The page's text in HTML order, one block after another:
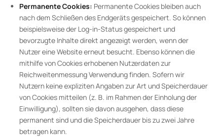
Permanente Cookies: Permanente Cookies bleiben auch
nach dem Schließen des Endgeräts gespeichert. So können
beispielsweise der Log-in-Status gespeichert und
bevorzugte Inhalte direkt angezeigt werden, wenn der
Nutzer eine Website erneut besucht. Ebenso können die
mithilfe von Cookies erhobenen Nutzerdaten zur
Reichweitenmessung Verwendung finden. Sofern wir
Nutzern keine expliziten Angaben zur Art und Speicherdauer
von Cookies mitteilen (z. B. im Rahmen der Einholung der
Einwilligung), sollten sie davon ausgehen, dass diese
permanent sind und die Speicherdauer bis zu zwei Jahre
betragen kann.